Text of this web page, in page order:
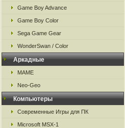
Game Boy Advance
Game Boy Color
Sega Game Gear
WonderSwan / Color
Аркадные
MAME
Neo-Geo
Компьютеры
Современные Игры для ПК
Microsoft MSX-1